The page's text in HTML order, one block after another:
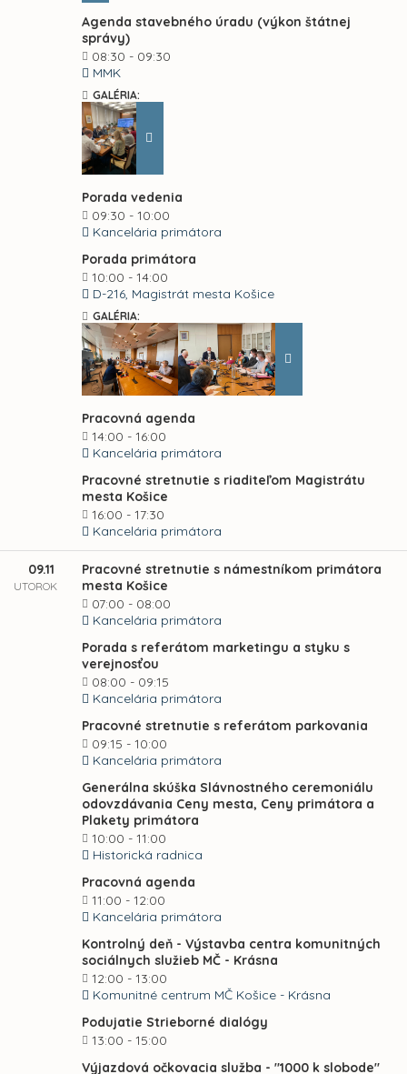
Agenda stavebného úradu (výkon štátnej
správy)
08:30 - 09:30
MMK
GALÉRIA:
Porada vedenia
09:30 - 10:00
Kancelária primátora
Porada primátora
10:00 - 14:00
D-216, Magistrát mesta Košice
GALÉRIA:
Pracovná agenda
14:00 - 16:00
Kancelária primátora
Pracovné stretnutie s riaditeľom Magistrátu
mesta Košice
16:00 - 17:30
Kancelária primátora
09.11
UTOROK
Pracovné stretnutie s námestníkom primátora
mesta Košice
07:00 - 08:00
Kancelária primátora
Porada s referátom marketingu a styku s
verejnosťou
08:00 - 09:15
Kancelária primátora
Pracovné stretnutie s referátom parkovania
09:15 - 10:00
Kancelária primátora
Generálna skúška Slávnostného ceremoniálu
odovzdávania Ceny mesta, Ceny primátora a
Plakety primátora
10:00 - 11:00
Historická radnica
Pracovná agenda
11:00 - 12:00
Kancelária primátora
Kontrolný deň - Výstavba centra komunitných
sociálnych služieb MČ - Krásna
12:00 - 13:00
Komunitné centrum MČ Košice - Krásna
Podujatie Strieborné dialógy
13:00 - 15:00
Výjazdová očkovacia služba - "1000 k slobode"